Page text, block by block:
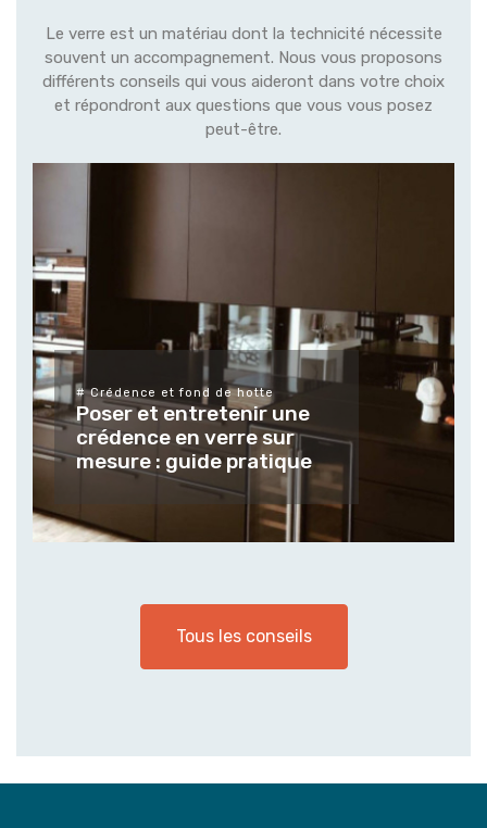
Le verre est un matériau dont la technicité nécessite
souvent un accompagnement. Nous vous proposons
différents conseils qui vous aideront dans votre choix
et répondront aux questions que vous vous posez
peut-être.
# Différents types de verres et leurs
finitions
Tendances et usages des
verres et vitrages sur
mesure pour les espaces
extérieur
Tous les conseils